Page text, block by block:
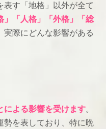
勢
す「地格」以外が全て
」「人格」「外格」「総
実際にどんな影響がある
による影響を受けます。
勢を表しており、特に晩